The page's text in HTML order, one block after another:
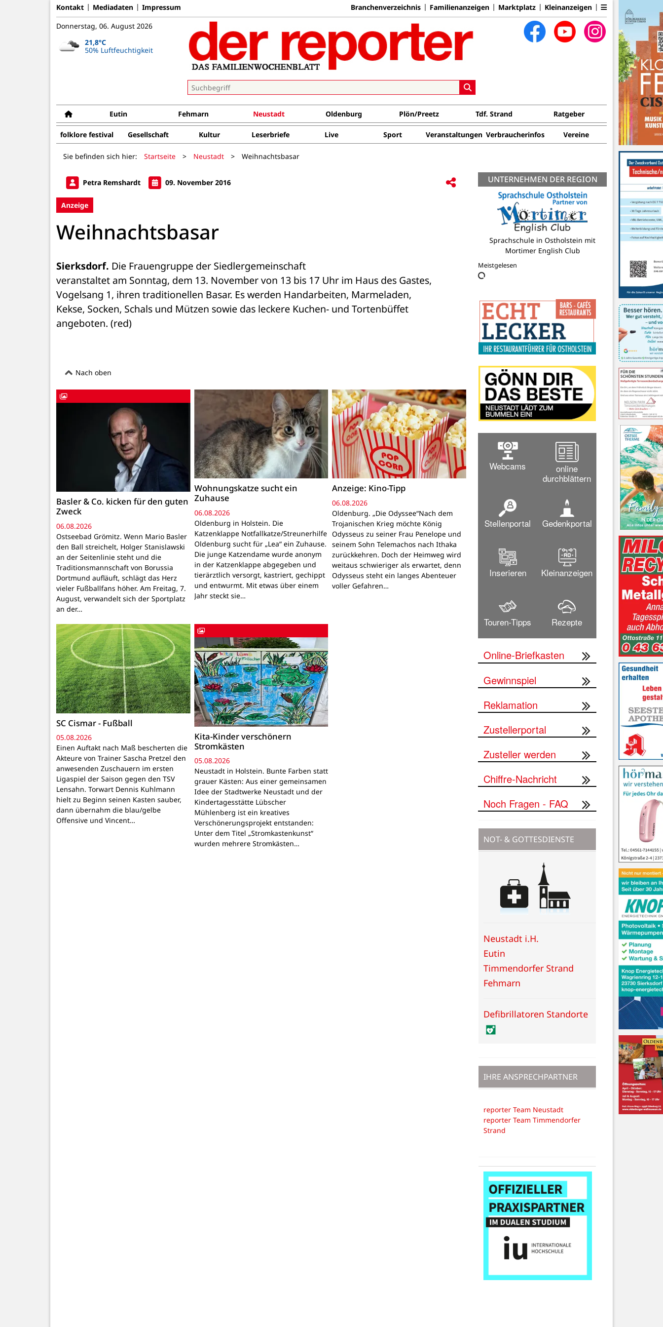
Kontakt Mediadaten Impressum Branchenverzeichnis Familienanzeigen Marktplatz Kleinanzeigen
Donnerstag, 06. August 2026
21,8°C
50% Luftfeuchtigkeit
Eutin Fehmarn Neustadt Oldenburg Plön/Preetz Tdf. Strand Ratgeber
folklore festival Gesellschaft Kultur Leserbriefe Live Sport Veranstaltungen Verbraucherinfos Vereine
Sie befinden sich hier: Startseite > Neustadt > Weihnachtsbasar
Petra Remshardt 09. November 2016
Anzeige
Weihnachtsbasar
Sierksdorf. Die Frauengruppe der Siedlergemeinschaft
veranstaltet am Sonntag, dem 13. November von 13 bis 17 Uhr im Haus des Gastes,
Vogelsang 1, ihren traditionellen Basar. Es werden Handarbeiten, Marmeladen,
Kekse, Socken, Schals und Mützen sowie das leckere Kuchen- und Tortenbüffet
angeboten. (red)
Nach oben
Basler & Co. kicken für den guten
Zweck
06.08.2026
Ostseebad Grömitz. Wenn Mario Basler
den Ball streichelt, Holger Stanislawski
an der Seitenlinie steht und die
Traditionsmannschaft von Borussia
Dortmund aufläuft, schlägt das Herz
vieler Fußballfans höher. Am Freitag, 7.
August, verwandelt sich der Sportplatz
an der…
Wohnungskatze sucht ein
Zuhause
06.08.2026
Oldenburg in Holstein. Die
Katzenklappe Notfallkatze/Streunerhilfe
Oldenburg sucht für „Lea“ ein Zuhause.
Die junge Katzendame wurde anonym
in der Katzenklappe abgegeben und
tierärztlich versorgt, kastriert, gechippt
und entwurmt. Mit etwas über einem
Jahr steckt sie…
Anzeige: Kino-Tipp
06.08.2026
Oldenburg. „Die Odyssee“Nach dem
Trojanischen Krieg möchte König
Odysseus zu seiner Frau Penelope und
seinem Sohn Telemachos nach Ithaka
zurückkehren. Doch der Heimweg wird
weitaus schwieriger als erwartet, denn
Odysseus steht ein langes Abenteuer
voller Gefahren…
SC Cismar - Fußball
05.08.2026
Einen Auftakt nach Maß bescherten die
Akteure von Trainer Sascha Pretzel den
anwesenden Zuschauern im ersten
Ligaspiel der Saison gegen den TSV
Lensahn. Torwart Dennis Kuhlmann
hielt zu Beginn seinen Kasten sauber,
dann übernahm die blau/gelbe
Offensive und Vincent…
Kita-Kinder verschönern
Stromkästen
05.08.2026
Neustadt in Holstein. Bunte Farben statt
grauer Kästen: Aus einer gemeinsamen
Idee der Stadtwerke Neustadt und der
Kindertagesstätte Lübscher
Mühlenberg ist ein kreatives
Verschönerungsprojekt entstanden:
Unter dem Titel „Stromkastenkunst“
wurden mehrere Stromkästen…
UNTERNEHMEN DER REGION
Siegfried Schindler
Meistgelesen
Webcams
online
durchblättern
Stellenportal Gedenkportal
Inserieren Kleinanzeigen
Touren-Tipps Rezepte
Online-Briefkasten
Gewinnspiel
Reklamation
Zustellerportal
Zusteller werden
Chiffre-Nachricht
Noch Fragen - FAQ
NOT- & GOTTESDIENSTE
Neustadt i.H.
Eutin
Timmendorfer Strand
Fehmarn
Defibrillatoren Standorte
IHRE ANSPRECHPARTNER
reporter Team Neustadt
reporter Team Timmendorfer
Strand